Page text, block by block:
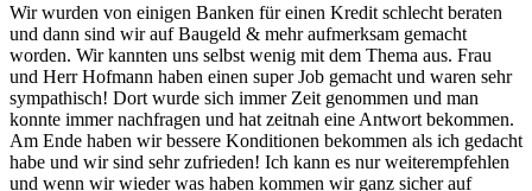
Wir wurden von einigen Banken für einen Kredit schlecht beraten
und dann sind wir auf Baugeld & mehr aufmerksam gemacht
worden. Wir kannten uns selbst wenig mit dem Thema aus. Frau
und Herr Hofmann haben einen super Job gemacht und waren sehr
sympathisch! Dort wurde sich immer Zeit genommen und man
konnte immer nachfragen und hat zeitnah eine Antwort bekommen.
Am Ende haben wir bessere Konditionen bekommen als ich gedacht
habe und wir sind sehr zufrieden! Ich kann es nur weiterempfehlen
und wenn wir wieder was haben kommen wir ganz sicher auf